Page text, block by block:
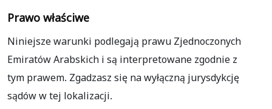
Prawo właściwe
Niniejsze warunki podlegają prawu Zjednoczonych
Emiratów Arabskich i są interpretowane zgodnie z
tym prawem. Zgadzasz się na wyłączną jurysdykcję
sądów w tej lokalizacji.